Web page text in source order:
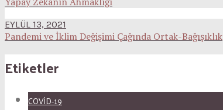
EYLÜL 13, 2021
Pandemi ve İklim Değişimi Çağında Ortak-Bağışıklık
Etiketler
COVID-19